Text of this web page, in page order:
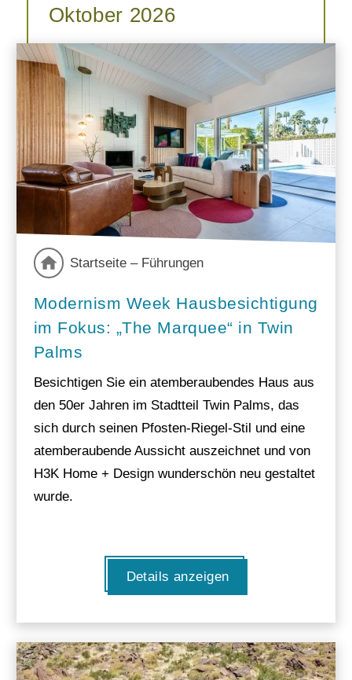
Oktober 2026
Startseite – Führungen
Modernism Week Hausbesichtigung
im Fokus: „The Marquee“ in Twin
Palms
Besichtigen Sie ein atemberaubendes Haus aus
den 50er Jahren im Stadtteil Twin Palms, das
sich durch seinen Pfosten-Riegel-Stil und eine
atemberaubende Aussicht auszeichnet und von
H3K Home + Design wunderschön neu gestaltet
wurde.
Details anzeigen